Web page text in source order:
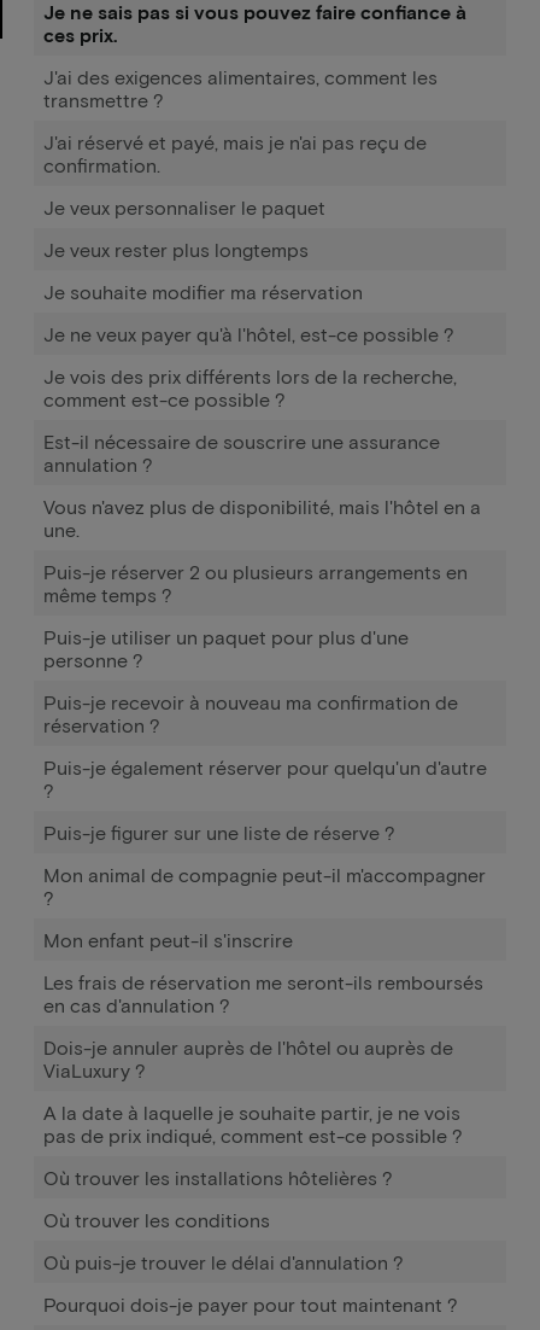
Je ne sais pas si vous pouvez faire confiance à
ces prix.
J'ai des exigences alimentaires, comment les
transmettre ?
J'ai réservé et payé, mais je n'ai pas reçu de
confirmation.
Je veux personnaliser le paquet
Je veux rester plus longtemps
Je souhaite modifier ma réservation
Je ne veux payer qu'à l'hôtel, est-ce possible ?
Je vois des prix différents lors de la recherche,
comment est-ce possible ?
Est-il nécessaire de souscrire une assurance
annulation ?
Vous n'avez plus de disponibilité, mais l'hôtel en a
une.
Puis-je réserver 2 ou plusieurs arrangements en
même temps ?
Puis-je utiliser un paquet pour plus d'une
personne ?
Puis-je recevoir à nouveau ma confirmation de
réservation ?
Puis-je également réserver pour quelqu'un d'autre
?
Puis-je figurer sur une liste de réserve ?
Mon animal de compagnie peut-il m'accompagner
?
Mon enfant peut-il s'inscrire
Les frais de réservation me seront-ils remboursés
en cas d'annulation ?
Dois-je annuler auprès de l'hôtel ou auprès de
ViaLuxury ?
A la date à laquelle je souhaite partir, je ne vois
pas de prix indiqué, comment est-ce possible ?
Où trouver les installations hôtelières ?
Où trouver les conditions
Où puis-je trouver le délai d'annulation ?
Pourquoi dois-je payer pour tout maintenant ?